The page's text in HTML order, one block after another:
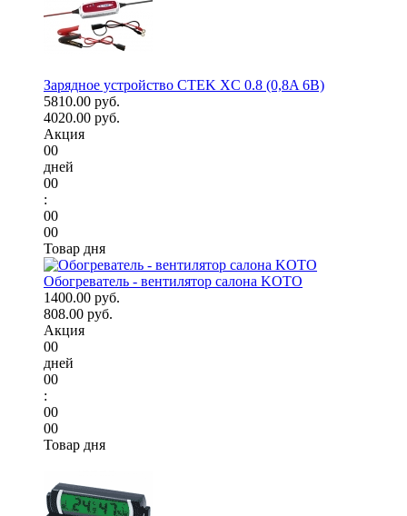
Зарядное устройство CTEK XC 0.8 (0,8A 6В)
5810.00 руб.
4020.00 руб.
Акция
00
дней
00
:
00
00
Товар дня
Обогреватель - вентилятор салона KOTO
1400.00 руб.
808.00 руб.
Акция
00
дней
00
:
00
00
Товар дня